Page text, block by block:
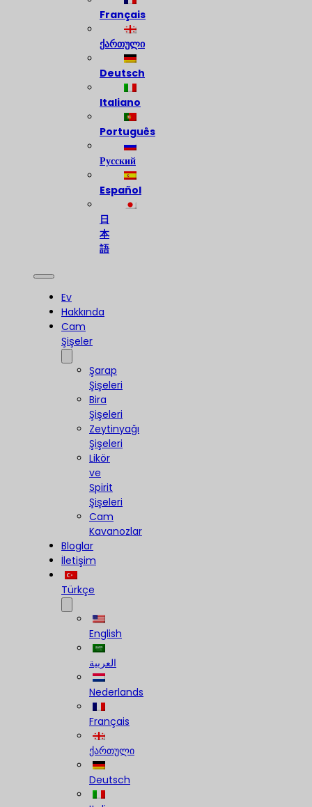
Français
ქართული
Deutsch
Italiano
Português
Русский
Español
日
本
語
Ev
Hakkında
Cam
Şişeler
Şarap
Şişeleri
Bira
Şişeleri
Zeytinyağı
Şişeleri
Likör
ve
Spirit
Şişeleri
Cam
Kavanozlar
Bloglar
İletişim
Türkçe
English
العربية
Nederlands
Français
ქართული
Deutsch